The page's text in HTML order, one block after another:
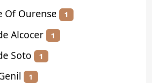
Of Ourense 1
Alcocer 1
Soto 1
1